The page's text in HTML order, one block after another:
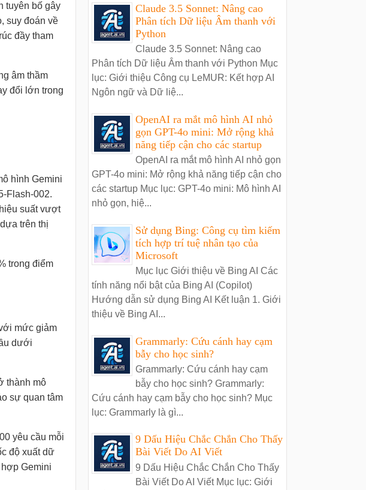
tuyên bố gây
suy đoán về
đầy tham
âm thầm
đổi lớn trong
hình Gemini
Flash-002.
suất vượt
trên thị
trong điểm
mức giảm
dưới
thành mô
sự quan tâm
yêu cầu mỗi
độ xuất dữ
Gemini
Claude 3.5 Sonnet: Nâng cao
Phân tích Dữ liệu Âm thanh với
Python
Claude 3.5 Sonnet: Nâng cao
Phân tích Dữ liệu Âm thanh với Python Mục
lục: Giới thiệu Công cụ LeMUR: Kết hợp AI
Ngôn ngữ và Dữ liệ...
OpenAI ra mắt mô hình AI nhỏ
gọn GPT-4o mini: Mở rộng khả
năng tiếp cận cho các startup
OpenAI ra mắt mô hình AI nhỏ gọn
GPT-4o mini: Mở rộng khả năng tiếp cận cho
các startup Mục lục: GPT-4o mini: Mô hình AI
nhỏ gọn, hiệ...
Sử dụng Bing: Công cụ tìm kiếm
tích hợp trí tuệ nhân tạo của
Microsoft
Mục lục Giới thiệu về Bing AI Các
tính năng nổi bật của Bing AI (Copilot)
Hướng dẫn sử dụng Bing AI Kết luận 1. Giới
thiệu về Bing AI...
Grammarly: Cứu cánh hay cạm
bẫy cho học sinh?
Grammarly: Cứu cánh hay cạm
bẫy cho học sinh? Grammarly:
Cứu cánh hay cạm bẫy cho học sinh? Mục
lục: Grammarly là gì...
9 Dấu Hiệu Chắc Chắn Cho Thấy
Bài Viết Do AI Viết
9 Dấu Hiệu Chắc Chắn Cho Thấy
Bài Viết Do AI Viết Mục lục: Giới